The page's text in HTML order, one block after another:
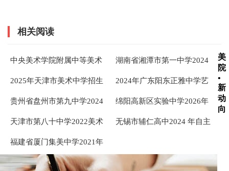
相关阅读
中央美术学院附属中等美术
简章
湖南省​湘潭市第一中学2024
2025年天津市美术中学招生
2024年广东阳东正雅中学艺
方案
贵州省盘州市第九中学2024
绵阳高新区实验中学2026年
天津市第八十中学2022美术
无锡市辅仁高中2024 年自主
福建省厦门集美中学2021年
高中艺术特长生招生简章
美
院
•
新
动
向